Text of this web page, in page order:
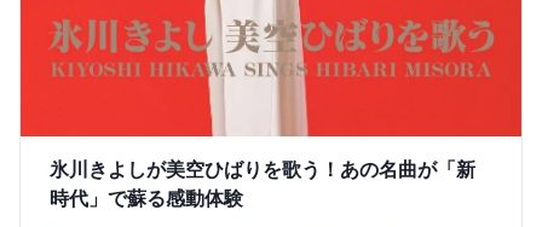
氷川きよしが美空ひばりを歌う！あの名曲が「新
時代」で蘇る感動体験